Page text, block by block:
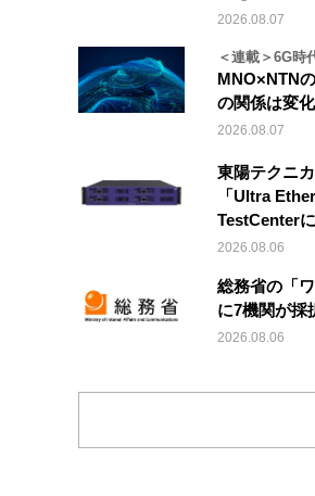
2026.08.07
＜連載＞6G時
MNO×NTN
の関係は変
2026.08.07
東陽テクニ
「Ultra
TestCenter
2026.08.06
総務省の「
に7機関が採
2026.08.06